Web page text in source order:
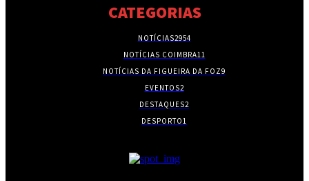
CATEGORIAS
NOTÍCIAS2954
NOTÍCIAS COIMBRA11
NOTÍCIAS DA FIGUEIRA DA FOZ9
EVENTOS2
DESTAQUES2
DESPORTO1